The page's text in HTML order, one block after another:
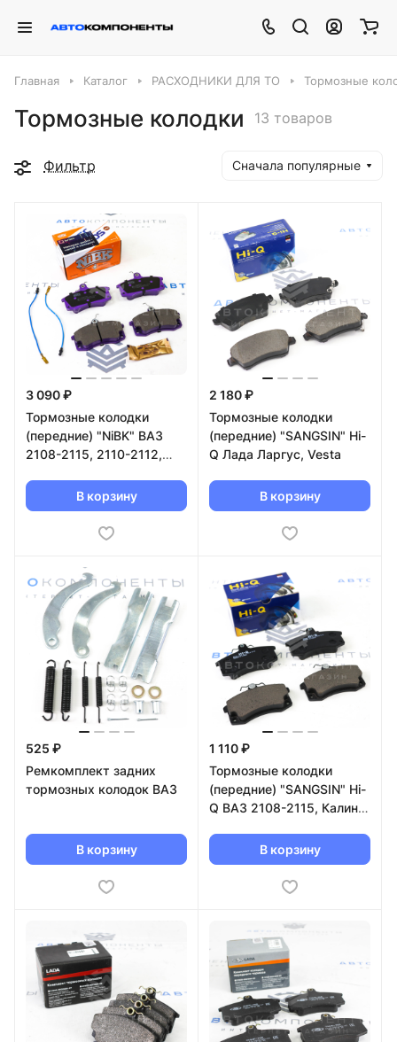
Главная Каталог РАСХОДНИКИ ДЛЯ ТО Тормозные
Тормозные колодки 13 товаров
Фильтр Сначала популярные
3 090 ₽
Тормозные колодки
(передние) "NiBK" ВАЗ
2108-2115, 2110-2112,
(PN0223W)В корзину
2 180 ₽
Тормозные колодки
(передние) "SANGSIN" Hi-
Q Лада Ларгус, Vesta
В корзину
525 ₽
Ремкомплект задних
тормозных колодок ВАЗ
В корзину
1 110 ₽
Тормозные колодки
(передние) "SANGSIN" Hi-
Q ВАЗ 2108-2115, Калина,
В корзину